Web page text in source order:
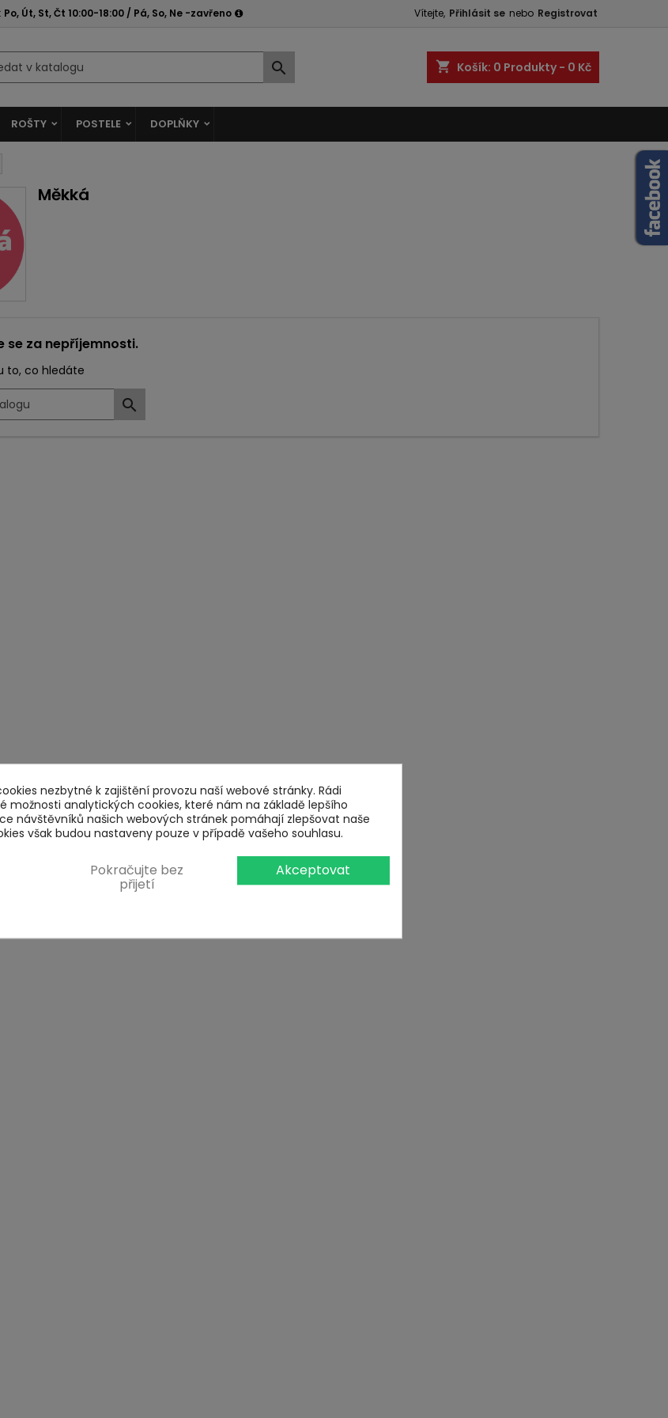
Po, Út, St, Čt 10:00-18:00 / Pá, So, Ne -zavřeno Vítejte, Přihlásit se nebo Registrovat
shopping_cart Košík: 0 Produkty - 0 Kč

ROŠTY POSTELE DOPLŇKY
Měkká
se za nepříjemnosti.
to, co hledáte

nezbytné k zajištění provozu naší webové stránky. Rádi
možnosti analytických cookies, které nám na základě lepšího
návštěvníků našich webových stránek pomáhají zlepšovat naše
však budou nastaveny pouze v případě vašeho souhlasu.
Akceptovat
Pokračujte bez
přijetí